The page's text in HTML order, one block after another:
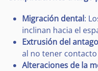
Migración dental:
inclinan hacia el
Extrusión del
al no tener contacto
Alteraciones de la